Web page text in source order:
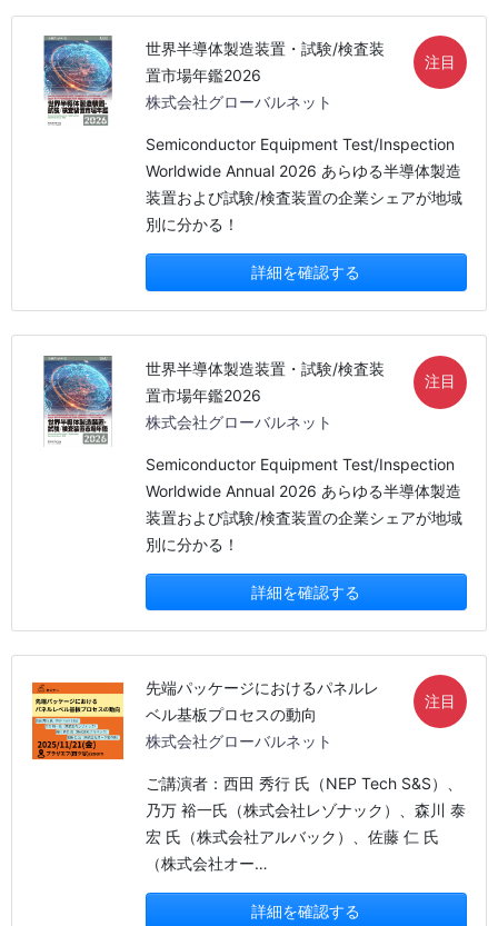
世界半導体製造装置・試験/検査装
置市場年鑑2026
株式会社グローバルネット
注目
Semiconductor Equipment Test/Inspection
Worldwide Annual 2026 あらゆる半導体製造
装置および試験/検査装置の企業シェアが地域
別に分かる！
詳細を確認する
世界半導体製造装置・試験/検査装
置市場年鑑2026
株式会社グローバルネット
注目
Semiconductor Equipment Test/Inspection
Worldwide Annual 2026 あらゆる半導体製造
装置および試験/検査装置の企業シェアが地域
別に分かる！
詳細を確認する
先端パッケージにおけるパネルレ
ベル基板プロセスの動向
株式会社グローバルネット
注目
ご講演者：西田 秀行 氏（NEP Tech S&S）、
乃万 裕一氏（株式会社レゾナック）、森川 泰
宏 氏（株式会社アルバック）、佐藤 仁 氏
（株式会社オー…
詳細を確認する